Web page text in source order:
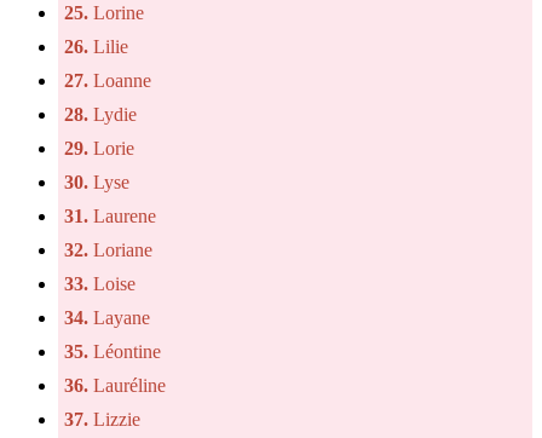
25. Lorine
26. Lilie
27. Loanne
28. Lydie
29. Lorie
30. Lyse
31. Laurene
32. Loriane
33. Loise
34. Layane
35. Léontine
36. Lauréline
37. Lizzie